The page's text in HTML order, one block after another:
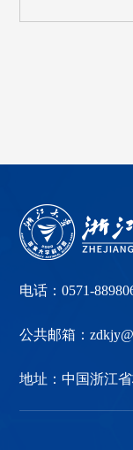
电话：0571-
公共邮箱：
地址：中国浙江